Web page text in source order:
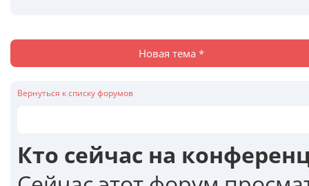
Новая тема *
Вернуться к списку форумов
Кто сейчас на